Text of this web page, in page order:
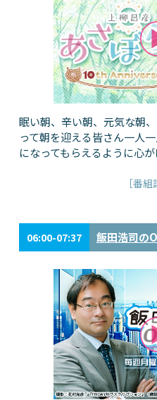
眠い朝、辛い朝、元気な朝
って朝を迎える皆さん一人
になってもらえるように心
［番
06:00-07:37 飯田浩司の